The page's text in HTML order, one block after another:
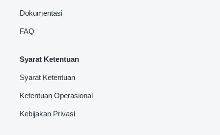
Dokumentasi
FAQ
Syarat Ketentuan
Syarat Ketentuan
Ketentuan Operasional
Kebijakan Privasi